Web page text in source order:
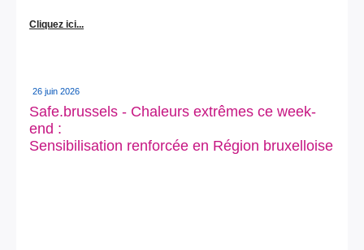
Cliquez ici...
26 juin 2026
Safe.brussels - Chaleurs extrêmes ce week-
end :
Sensibilisation renforcée en Région bruxelloise